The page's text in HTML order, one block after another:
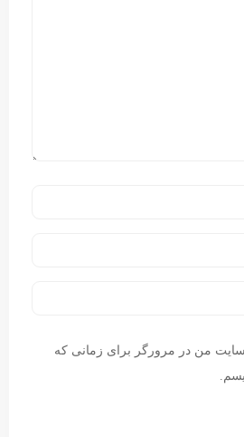
من در مرورگر برای زمانی که